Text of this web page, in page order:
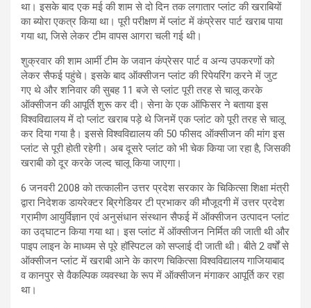
था। इसके बाद एक मई की शाम से दो दिन तक लगातार प्लांट की खराबियों
का ब्योरा एकत्र किया था। पूरी परीक्षण में प्लांट में कंप्रेसर पार्ट खराब पाया
गया था, जिसे लेकर टीम वापस आगरा चली गई थी।
शुक्रवार की शाम आर्मी टीम के जवान कंप्रेसर पार्ट व अन्य उपकरणों को
लेकर सैफई पहुंचे। इसके बाद ऑक्सीजन प्लांट की रिपेयरिंग करने में जुट
गए थे और शनिवार की सुबह 11 बजे से प्लांट पूरी तरह से चालू करके
ऑक्सीजन की आपूर्ति शुरू कर दी। सेना के एक ऑफिसर ने बताया इस
विश्वविद्यालय में दो प्लांट खराब पड़े थे जिनमें एक प्लांट को पूरी तरह से चालू
कर दिया गया है। इससे विश्वविद्यालय की 50 फीसद ऑक्सीजन की मांग इस
प्लांट से पूरी होती रहेगी। अब दूसरे प्लांट को भी चेक किया जा रहा है, जिसकी
खराबी को दूर करके जल्द चालू किया जाएगा।
6 जनवरी 2008 को तत्कालीन उत्तर प्रदेश सरकार के चिकित्सा शिक्षा मंत्री
द्वारा निदेशक डायरेक्टर ब्रिगेडियर टी प्रभाकर की मौजूदगी में उत्तर प्रदेश
ग्रामीण आयुर्विज्ञान एवं अनुसंधान संस्थान सैफई में ऑक्सीजन उत्पादन प्लांट
का उद्घाटन किया गया था। इस प्लांट में ऑक्सीजन निर्मित की जाती थी और
पाइप लाइन के माध्यम से पूरे हॉस्पिटल को सप्लाई दी जाती थी। बीते 2 वर्षों से
ऑक्सीजन प्लांट में खराबी आने के कारण चिकित्सा विश्वविद्यालय गाजियाबाद
व कानपुर से वैकल्पिक व्यवस्था के रूप में ऑक्सीजन मंगाकर आपूर्ति कर रहा
था।